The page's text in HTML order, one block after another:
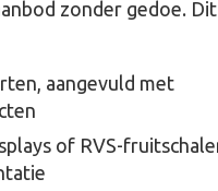
zonder gedoe. Dit
aangevuld met
of RVS-